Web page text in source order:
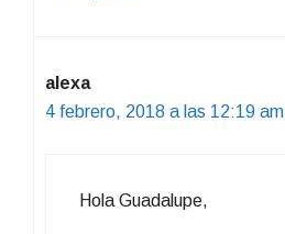
alexa
4 febrero, 2018 a las 12:19 am
Hola Guadalupe,